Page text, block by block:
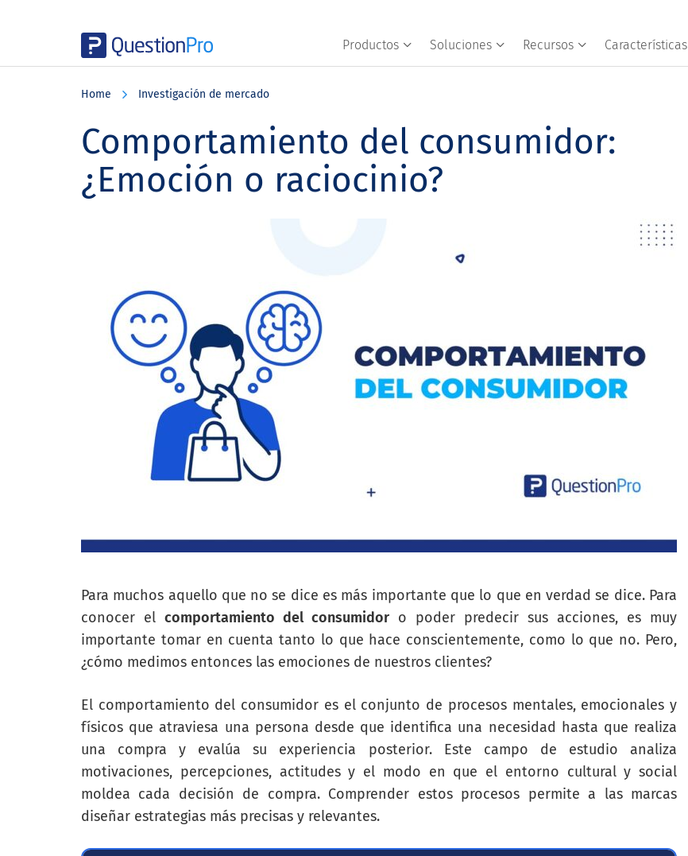
Productos Soluciones Recursos Características
Home Investigación de mercado
Comportamiento del consumidor:
¿Emoción o raciocinio?
Para muchos aquello que no se dice es más importante que lo que en verdad se dice. Para
conocer el comportamiento del consumidor o poder predecir sus acciones, es muy
importante tomar en cuenta tanto lo que hace conscientemente, como lo que no. Pero,
¿cómo medimos entonces las emociones de nuestros clientes?
El comportamiento del consumidor es el conjunto de procesos mentales, emocionales y
físicos que atraviesa una persona desde que identifica una necesidad hasta que realiza
una compra y evalúa su experiencia posterior. Este campo de estudio analiza
motivaciones, percepciones, actitudes y el modo en que el entorno cultural y social
moldea cada decisión de compra. Comprender estos procesos permite a las marcas
diseñar estrategias más precisas y relevantes.